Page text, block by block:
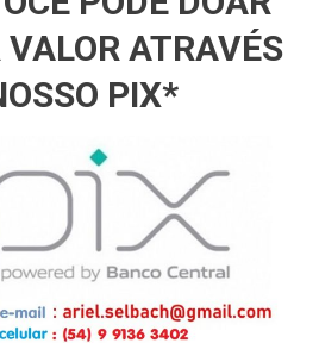
VALOR ATRAVÉS
PIX*